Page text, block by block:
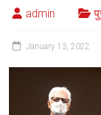
admin
January 13, 2022